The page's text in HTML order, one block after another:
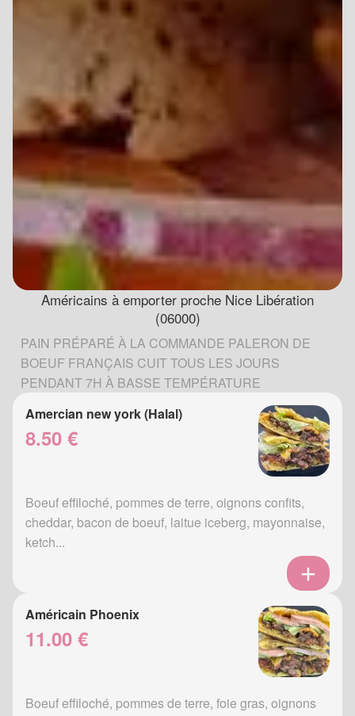
Américains à emporter proche Nice Libération
(06000)
PAIN PRÉPARÉ À LA COMMANDE PALERON DE
BOEUF FRANÇAIS CUIT TOUS LES JOURS
PENDANT 7H À BASSE TEMPÉRATURE
Amercian new york (Halal)
8.50 €
Boeuf effiloché, pommes de terre, oignons confits,
cheddar, bacon de boeuf, laitue iceberg, mayonnaise,
ketch...
Américain Phoenix
11.00 €
Boeuf effiloché, pommes de terre, foie gras, oignons